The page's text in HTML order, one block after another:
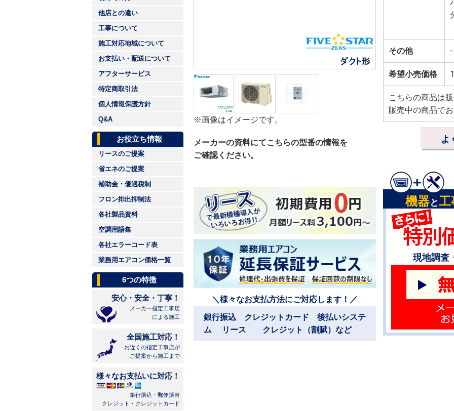
他店との違い
工事について
施工対応地域について
お支払い・配送について
アフターサービス
特定商取引法
個人情報保護方針
Q&A
お役立ち情報
リースのご提案
省エネのご提案
補助金・優遇税制
フロン排出抑制法
各社製品資料
空調用語集
各社エラーコード表
業務用エアコン価格一覧
6つの特徴
安心・安全・丁寧！
メーカー指定工事店
による施工
全国施工対応！
お近くの指定工事店が
ご提案から施工まで
様々なお支払いに対応！
銀行振込・郵便振替
クレジット・クレジットカード
※画像はイメージです。
メーカーの資料にてこちらの型番の情報を
ご確認ください。
その他 -
希望小売価格
こちらの商品は
販売中の商品で
よ
＼様々なお支払方法にご対応します！／
銀行振込 クレジットカード 後払いシステ
ム リース クレジット（割賦）など
機器と工
現地調査